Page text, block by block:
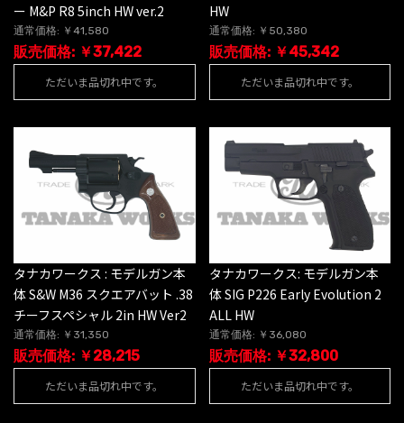
ー M&P R8 5inch HW ver.2
通常価格: ￥41,580
販売価格: ￥37,422
ただいま品切れ中です。
HW
通常価格: ￥50,380
販売価格: ￥45,342
ただいま品切れ中です。
タナカワークス : モデルガン本
体 S&W M36 スクエアバット .38
チーフスペシャル 2in HW Ver2
通常価格: ￥31,350
販売価格: ￥28,215
ただいま品切れ中です。
タナカワークス: モデルガン本
体 SIG P226 Early Evolution 2
ALL HW
通常価格: ￥36,080
販売価格: ￥32,800
ただいま品切れ中です。